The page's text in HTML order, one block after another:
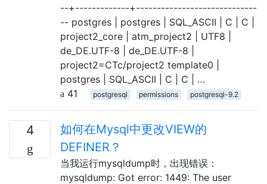
--+-------------+-----------------------------
-- postgres | postgres | SQL_ASCII | C | C |
project2_core | atm_project2 | UTF8 |
de_DE.UTF-8 | de_DE.UTF-8 |
project2=CTc/project2 template0 |
postgres | SQL_ASCII | C | C | …
41
postgresql permissions postgresql-9.2
4
如何在Mysql中更改VIEW的
DEFINER？
当我运行mysqldump时，出现错误：
mysqldump: Got error: 1449: The user